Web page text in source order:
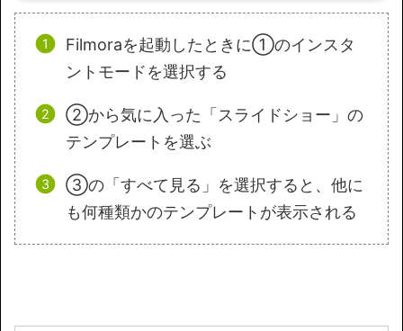
Filmoraを起動したときに①のインスタ
ントモードを選択する
②から気に入った「スライドショー」の
テンプレートを選ぶ
③の「すべて見る」を選択すると、他に
も何種類かのテンプレートが表示される